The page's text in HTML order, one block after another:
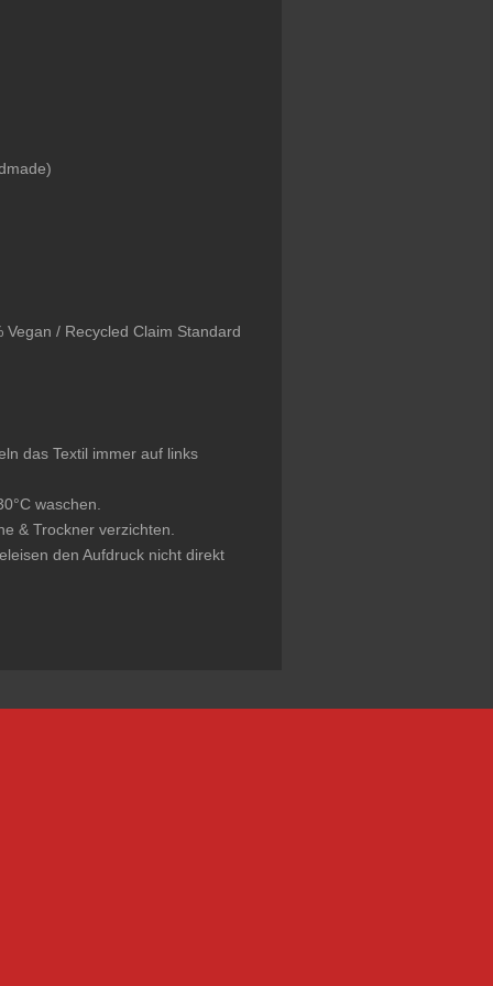
Vegan / Recycled Claim Standard
das Textil immer auf links
waschen.
& Trockner verzichten.
den Aufdruck nicht direkt